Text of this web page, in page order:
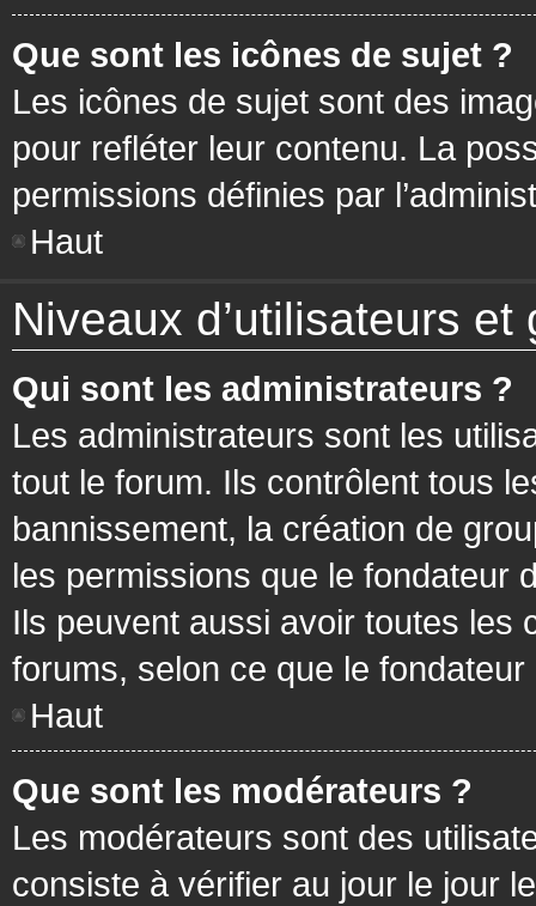
Que sont les icônes de sujet ?
Les icônes de sujet sont des
pour refléter leur contenu. La
permissions définies par
Haut
Niveaux d’utilisateurs et
Qui sont les administrateurs ?
Les administrateurs sont les
tout le forum. Ils contrôlent tous
bannissement, la création de
les permissions que le fondateur
Ils peuvent aussi avoir toutes les
forums, selon ce que le
Haut
Que sont les modérateurs ?
Les modérateurs sont des
consiste à vérifier au jour le jour